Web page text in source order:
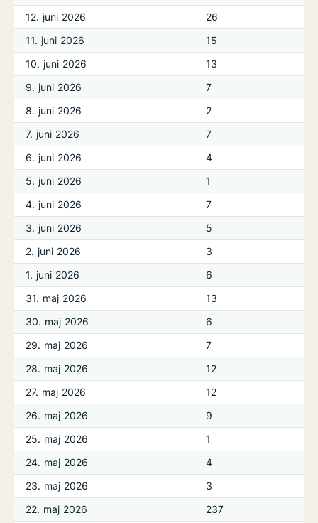
12. juni 2026
26
11. juni 2026
15
10. juni 2026
13
9. juni 2026
7
8. juni 2026
2
7. juni 2026
7
6. juni 2026
4
5. juni 2026
1
4. juni 2026
7
3. juni 2026
5
2. juni 2026
3
1. juni 2026
6
31. maj 2026
13
30. maj 2026
6
29. maj 2026
7
28. maj 2026
12
27. maj 2026
12
26. maj 2026
9
25. maj 2026
1
24. maj 2026
4
23. maj 2026
3
22. maj 2026
237